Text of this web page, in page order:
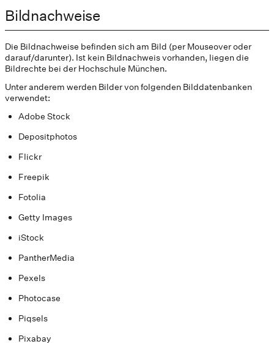
Bildnachweise
Die Bildnachweise befinden sich am Bild (per Mouseover oder
darauf/darunter). Ist kein Bildnachweis vorhanden, liegen die
Bildrechte bei der Hochschule München.
Unter anderem werden Bilder von folgenden Bilddatenbanken
verwendet:
Adobe Stock
Depositphotos
Flickr
Freepik
Fotolia
Getty Images
iStock
PantherMedia
Pexels
Photocase
Piqsels
Pixabay